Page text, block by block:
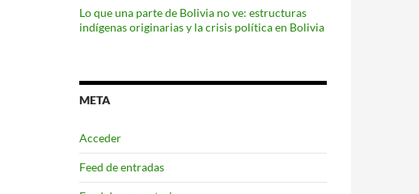
Lo que una parte de Bolivia no ve: estructuras
indígenas originarias y la crisis política en Bolivia
META
Acceder
Feed de entradas